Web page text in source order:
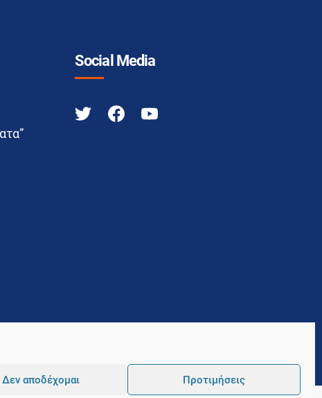
Δεν αποδέχομαι Προτιμήσεις
Social Media